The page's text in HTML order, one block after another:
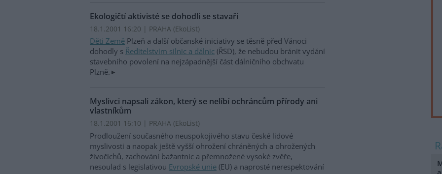
Ekologičtí aktivisté se dohodli se stavaři
18.1.2001 16:20 | PRAHA (EkoList)
Děti Země Plzeň a další občanské iniciativy se těsně před Vánoci
dohodly s Ředitelstvím silnic a dálnic (ŘSD), že nebudou bránit vydání
stavebního povolení na nejzápadnější část dálničního obchvatu
Plzně.
Myslivci napsali zákon, který se nelíbí ochráncům přírody ani
vlastníkům
18.1.2001 16:10 | PRAHA (EkoList)
Prodloužení současného neuspokojivého stavu české lidové
myslivosti a naopak ještě vyšší ohrožení chráněných a ohrožených
živočichů, zachování bažantnic a přemnožené vysoké zvěře,
nesoulad s legislativou Evropské unie (EU) a naprosté nerespektování